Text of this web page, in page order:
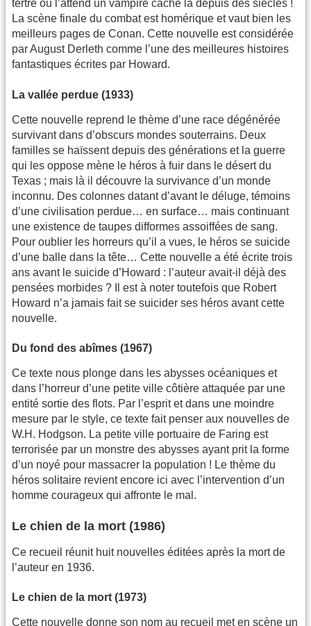
tertre où l’attend un vampire caché là depuis des siècles !
La scène finale du combat est homérique et vaut bien les
meilleurs pages de Conan. Cette nouvelle est considérée
par August Derleth comme l’une des meilleures histoires
fantastiques écrites par Howard.
La vallée perdue (1933)
Cette nouvelle reprend le thème d’une race dégénérée
survivant dans d’obscurs mondes souterrains. Deux
familles se haïssent depuis des générations et la guerre
qui les oppose mène le héros à fuir dans le désert du
Texas ; mais là il découvre la survivance d’un monde
inconnu. Des colonnes datant d’avant le déluge, témoins
d’une civilisation perdue… en surface… mais continuant
une existence de taupes difformes assoiffées de sang.
Pour oublier les horreurs qu’il a vues, le héros se suicide
d’une balle dans la tête… Cette nouvelle a été écrite trois
ans avant le suicide d’Howard : l’auteur avait-il déjà des
pensées morbides ? Il est à noter toutefois que Robert
Howard n’a jamais fait se suicider ses héros avant cette
nouvelle.
Du fond des abîmes (1967)
Ce texte nous plonge dans les abysses océaniques et
dans l’horreur d’une petite ville côtière attaquée par une
entité sortie des flots. Par l’esprit et dans une moindre
mesure par le style, ce texte fait penser aux nouvelles de
W.H. Hodgson. La petite ville portuaire de Faring est
terrorisée par un monstre des abysses ayant prit la forme
d’un noyé pour massacrer la population ! Le thème du
héros solitaire revient encore ici avec l’intervention d’un
homme courageux qui affronte le mal.
Le chien de la mort (1986)
Ce recueil réunit huit nouvelles éditées après la mort de
l’auteur en 1936.
Le chien de la mort (1973)
Cette nouvelle donne son nom au recueil met en scène un